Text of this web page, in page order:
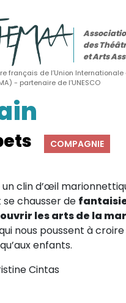
travail, partenaires)
des
et Arts
français de l’Union
- partenaire de l’UNESCO
COMPAGNIE
un clin d’œil
se chausser de
les arts de la
nous poussent à
enfants.
Cintas